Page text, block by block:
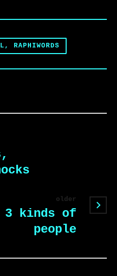
RAPHIWORDS
older
3 kinds of
people